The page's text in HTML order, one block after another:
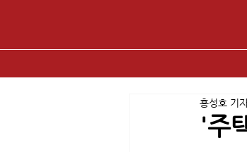
'주
홍성호 기